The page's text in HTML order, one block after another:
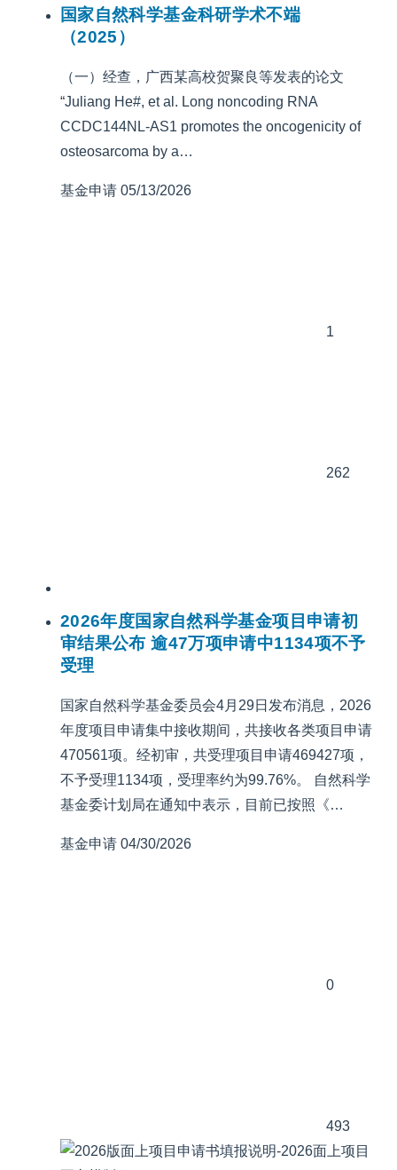
国家自然科学基金科研学术不端
（2025）
（一）经查，广西某高校贺聚良等发表的论文
“Juliang He#, et al. Long noncoding RNA
CCDC144NL-AS1 promotes the oncogenicity of
osteosarcoma by a…
基金申请 05/13/2026
1
262
2026年度国家自然科学基金项目申请初
审结果公布 逾47万项申请中1134项不予
受理
国家自然科学基金委员会4月29日发布消息，2026
年度项目申请集中接收期间，共接收各类项目申请
470561项。经初审，共受理项目申请469427项，
不予受理1134项，受理率约为99.76%。 自然科学
基金委计划局在通知中表示，目前已按照《…
基金申请 04/30/2026
0
493